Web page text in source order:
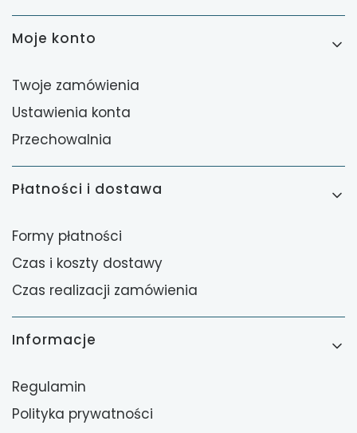
Moje konto
Twoje zamówienia
Ustawienia konta
Przechowalnia
Płatności i dostawa
Formy płatności
Czas i koszty dostawy
Czas realizacji zamówienia
Informacje
Regulamin
Polityka prywatności